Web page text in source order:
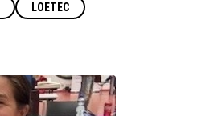
LOETEC